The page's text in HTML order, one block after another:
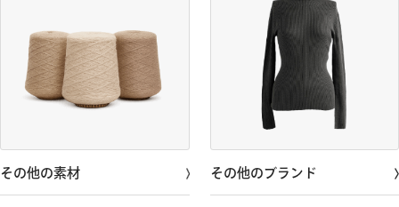
その他の素材 その他のブランド